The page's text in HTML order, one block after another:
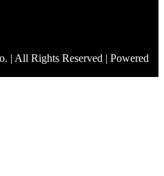
| All Rights Reserved | Powered